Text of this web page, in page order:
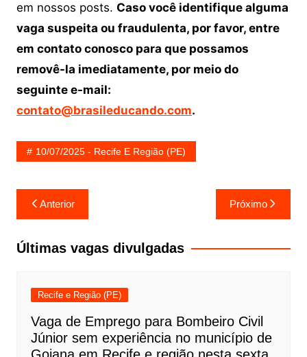
em nossos posts. Caso você identifique alguma
vaga suspeita ou fraudulenta, por favor, entre
em contato conosco para que possamos
removê-la imediatamente, por meio do
seguinte e-mail:
contato@brasileducando.com.
10/07/2025 - Recife E Região (PE)
Navegação
de
Post
Anterior Próximo
Últimas vagas divulgadas
Recife e Região (PE)
Vaga de Emprego para Bombeiro Civil
Júnior sem experiência no município de